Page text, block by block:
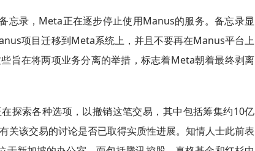
忘录，Meta正在逐步停止使用Manus的服务。备忘录显
项目迁移到Meta系统上，并且不要再在Manus平台上
旨在将两项业务分离的举措，标志着Meta朝着最终剥离
探索各种选项，以撤销这笔交易，其中包括筹集约10亿
关该交易的讨论是否已取得实质性进展。知情人士此前表